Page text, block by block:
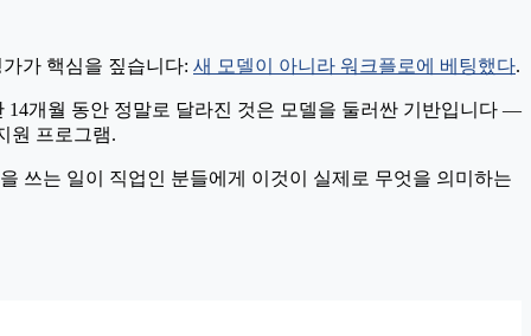
가 핵심을 짚습니다: 새 모델이 아니라 워크플로에 베팅했다.
개월 동안 정말로 달라진 것은 모델을 둘러싼 기반입니다 —
원 프로그램.
쓰는 일이 직업인 분들에게 이것이 실제로 무엇을 의미하는